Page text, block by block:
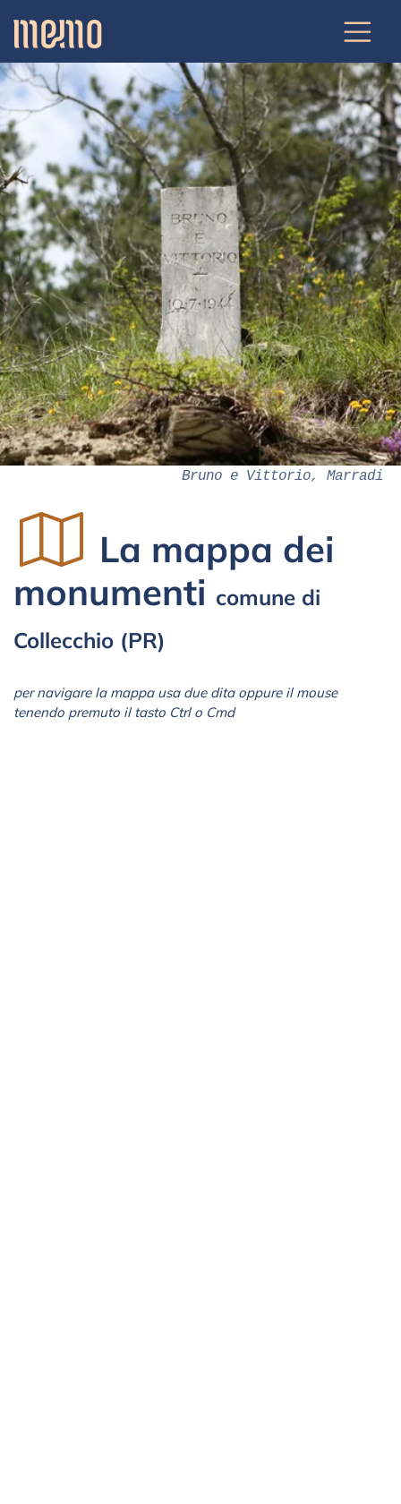
Bruno e Vittorio, Marradi
La mappa dei
monumenti comune di
Collecchio (PR)
per navigare la mappa usa due dita oppure il mouse
tenendo premuto il tasto Ctrl o Cmd